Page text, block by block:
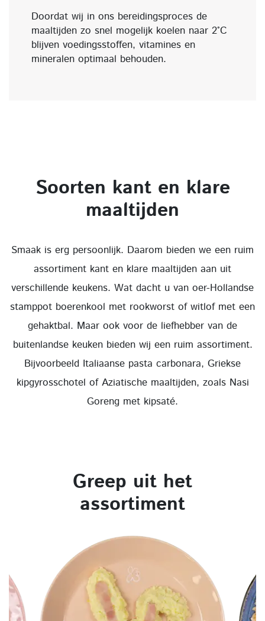
Doordat wij in ons bereidingsproces de
maaltijden zo snel mogelijk koelen naar 2°C
blijven voedingsstoffen, vitamines en
mineralen optimaal behouden.
Soorten kant en klare
maaltijden
Smaak is erg persoonlijk. Daarom bieden we een ruim
assortiment kant en klare maaltijden aan uit
verschillende keukens. Wat dacht u van oer-Hollandse
stamppot boerenkool met rookworst of witlof met een
gehaktbal. Maar ook voor de liefhebber van de
buitenlandse keuken bieden wij een ruim assortiment.
Bijvoorbeeld Italiaanse pasta carbonara, Griekse
kipgyrosschotel of Aziatische maaltijden, zoals Nasi
Goreng met kipsaté.
Greep uit het
assortiment